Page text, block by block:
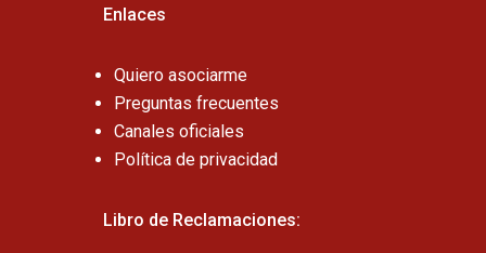
Enlaces
Quiero asociarme
Preguntas frecuentes
Canales oficiales
Política de privacidad
Libro de Reclamaciones: